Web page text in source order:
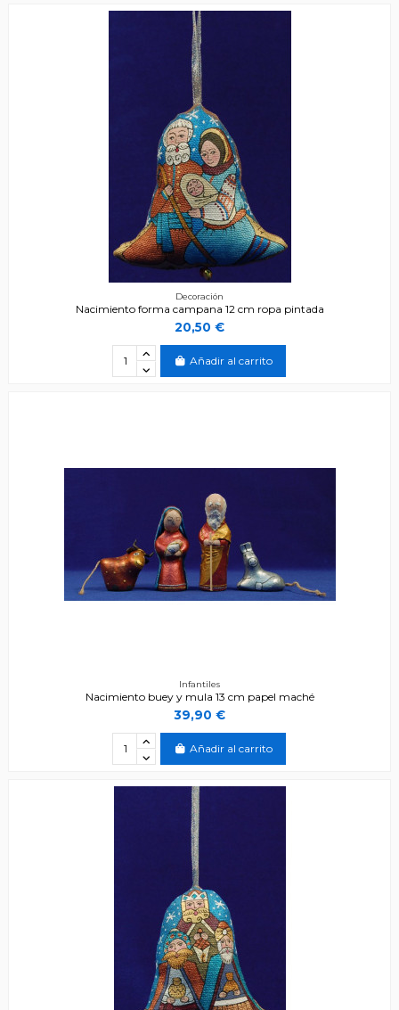
Decoración
Nacimiento forma campana 12 cm ropa pintada
20,50 €
Añadir al carrito
Infantiles
Nacimiento buey y mula 13 cm papel maché
39,90 €
Añadir al carrito